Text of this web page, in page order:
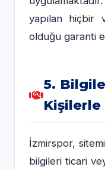
yapılan hiçbir
olduğu garanti
5.
Kişilerle
İzmirspor,
bilgileri ticari